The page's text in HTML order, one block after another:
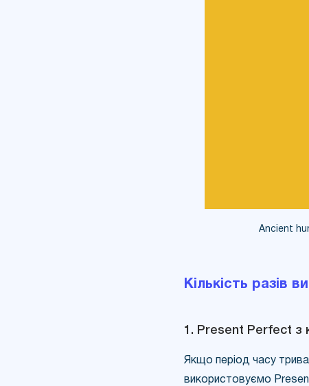
Ancient
Кількість разів
1. Present Perfect з
Якщо період часу
використовуємо